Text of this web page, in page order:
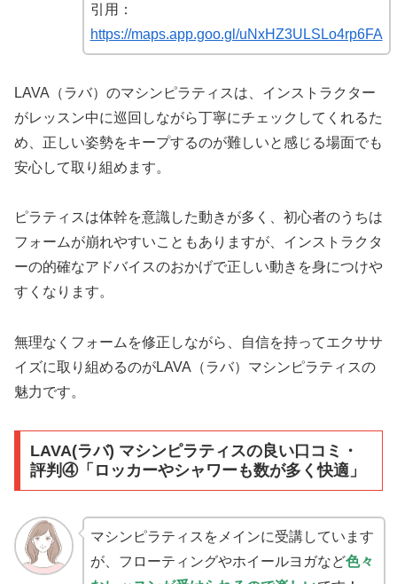
引用：
https://maps.app.goo.gl/uNxHZ3ULSLo4rp6FA
LAVA（ラバ）のマシンピラティスは、インストラクター
がレッスン中に巡回しながら丁寧にチェックしてくれるた
め、正しい姿勢をキープするのが難しいと感じる場面でも
安心して取り組めます。
ピラティスは体幹を意識した動きが多く、初心者のうちは
フォームが崩れやすいこともありますが、インストラクタ
ーの的確なアドバイスのおかげで正しい動きを身につけや
すくなります。
無理なくフォームを修正しながら、自信を持ってエクササ
イズに取り組めるのがLAVA（ラバ）マシンピラティスの
魅力です。
LAVA(ラバ) マシンピラティスの良い口コミ・
評判④「ロッカーやシャワーも数が多く快適」
マシンピラティスをメインに受講しています
が、フローティングやホイールヨガなど色々